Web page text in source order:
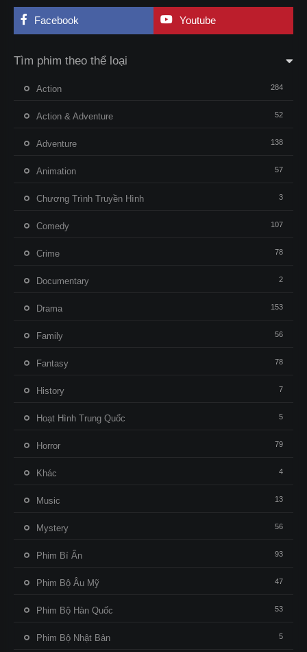
Facebook Youtube
Tìm phim theo thể loại
Action 284
Action & Adventure 52
Adventure 138
Animation 57
Chương Trình Truyền Hình 3
Comedy 107
Crime 78
Documentary 2
Drama 153
Family 56
Fantasy 78
History 7
Hoạt Hình Trung Quốc 5
Horror 79
Khác 4
Music 13
Mystery 56
Phim Bí Ẩn 93
Phim Bộ Âu Mỹ 47
Phim Bộ Hàn Quốc 53
Phim Bộ Nhật Bản 5